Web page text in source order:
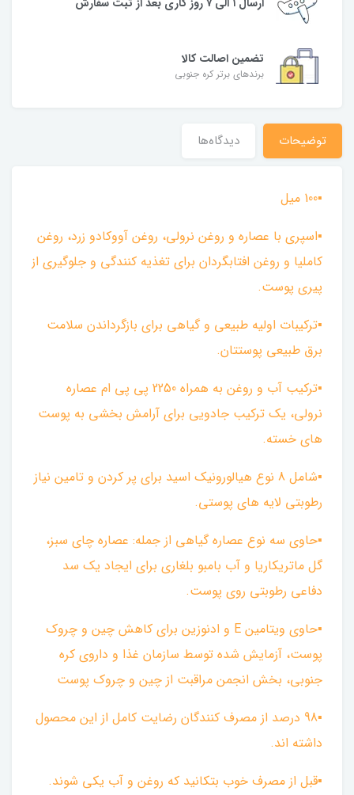
تضمین اصالت کالا
برندهای برتر کره جنوبی
توضیحات دیدگاه‌ها
▪︎100 میل
▪︎اسپری با عصاره و روغن نرولی، روغن آووکادو زرد، روغن
کاملیا و روغن افتابگردان برای تغذیه کنندگی و جلوگیری از
پیری پوست.
▪︎ترکیبات اولیه طبیعی و گیاهی برای بازگرداندن سلامت
برق طبیعی پوستتان.
▪︎ترکیب آب و روغن به همراه 2250 پی پی ام عصاره
نرولی، یک ترکیب جادویی برای آرامش بخشی به پوست
های خسته.
▪︎شامل 8 نوع هیالورونیک اسید برای پر کردن و تامین نیاز
رطوبتی لایه های پوستی.
▪︎حاوی سه نوع عصاره گیاهی از جمله: عصاره چای سبز،
گل ماتریکاریا و آب بامبو بلغاری برای ایجاد یک سد
دفاعی رطوبتی روی پوست.
▪︎حاوی ویتامین E و ادنوزین برای کاهش چین و چروک
پوست، آزمایش شده توسط سازمان غذا و داروی کره
جنوبی، بخش انجمن مراقبت از چین و چروک پوست
▪︎98 درصد از مصرف کنندگان رضایت کامل از این محصول
داشته اند.
▪︎قبل از مصرف خوب بتکانید که روغن و آب یکی شوند.